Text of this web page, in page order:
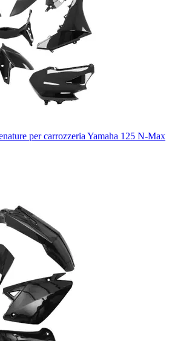
per carrozzeria Yamaha 125 N-Max